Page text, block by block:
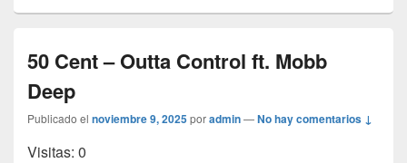
50 Cent – Outta Control ft. Mobb
Deep
Publicado el noviembre 9, 2025poradmin—No hay comentarios ↓
Visitas: 0